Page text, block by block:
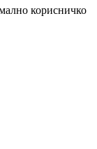
корисничко